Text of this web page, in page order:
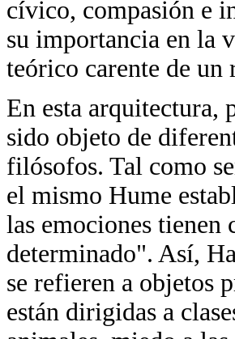
cívico, compasión e
su importancia en la
teórico carente de un
En esta arquitectura,
sido objeto de
filósofos. Tal como
el mismo Hume
las emociones
determinado". Así,
se refieren a objetos
están dirigidas a